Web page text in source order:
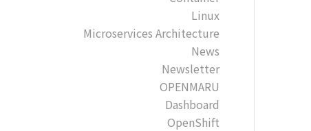
Linux
Microservices Architecture
News
Newsletter
OPENMARU
Dashboard
OpenShift